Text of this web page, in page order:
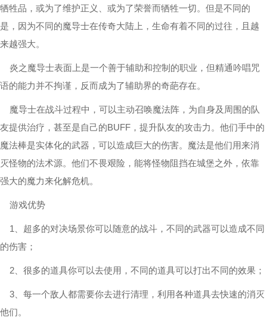
牺牲品，或为了维护正义、或为了荣誉而牺牲一切。但是不同的
是，因为不同的魔导士在传奇大陆上，生命有着不同的过往，且越
来越强大。
炎之魔导士表面上是一个善于辅助和控制的职业，但精通吟唱咒
语的能力并不拘谨，反而成为了辅助界的奇葩存在。
魔导士在战斗过程中，可以主动召唤魔法阵，为自身及周围的队
友提供治疗，甚至是自己的BUFF，提升队友的攻击力。他们手中的
魔法棒是实体化的武器，可以造成巨大的伤害。魔法是他们用来消
灭怪物的法术源。他们不畏艰险，能将怪物阻挡在城堡之外，依靠
强大的魔力来化解危机。
游戏优势
1、超多的对决场景你可以随意的战斗，不同的武器可以造成不同
的伤害；
2、很多的道具你可以去使用，不同的道具可以打出不同的效果；
3、每一个敌人都需要你去进行清理，利用各种道具去快速的消灭
他们。